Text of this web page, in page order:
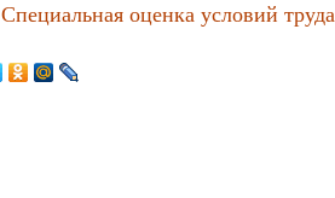
Специальная оценка условий труда